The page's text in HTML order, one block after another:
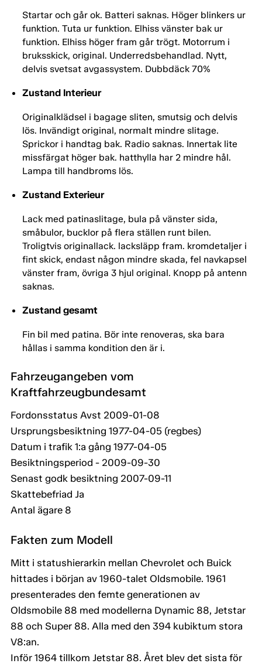
Startar och går ok. Batteri saknas. Höger blinkers ur
funktion. Tuta ur funktion. Elhiss vänster bak ur
funktion. Elhiss höger fram går trögt. Motorrum i
bruksskick, original. Underredsbehandlad. Nytt,
delvis svetsat avgassystem. Dubbdäck 70%
Zustand Interieur
Originalklädsel i bagage sliten, smutsig och delvis
lös. Invändigt original, normalt mindre slitage.
Sprickor i handtag bak. Radio saknas. Innertak lite
missfärgat höger bak. hatthylla har 2 mindre hål.
Lampa till handbroms lös.
Zustand Exterieur
Lack med patinaslitage, bula på vänster sida,
småbulor, bucklor på flera ställen runt bilen.
Troligtvis originallack. lacksläpp fram. kromdetaljer i
fint skick, endast någon mindre skada, fel navkapsel
vänster fram, övriga 3 hjul original. Knopp på antenn
saknas.
Zustand gesamt
Fin bil med patina. Bör inte renoveras, ska bara
hållas i samma kondition den är i.
Fahrzeugangeben vom
Kraftfahrzeugbundesamt
Fordonsstatus Avst 2009-01-08
Ursprungsbesiktning 1977-04-05 (regbes)
Datum i trafik 1:a gång 1977-04-05
Besiktningsperiod - 2009-09-30
Senast godk besiktning 2007-09-11
Skattebefriad Ja
Antal ägare 8
Fakten zum Modell
Mitt i statushierarkin mellan Chevrolet och Buick
hittades i början av 1960-talet Oldsmobile. 1961
presenterades den femte generationen av
Oldsmobile 88 med modellerna Dynamic 88, Jetstar
88 och Super 88. Alla med den 394 kubiktum stora
V8:an.
Inför 1964 tillkom Jetstar 88. Året blev det sista för